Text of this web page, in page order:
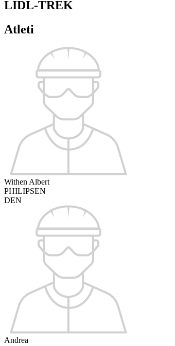
LIDL-TREK
Atleti
Withen Albert
PHILIPSEN
DEN
Andrea